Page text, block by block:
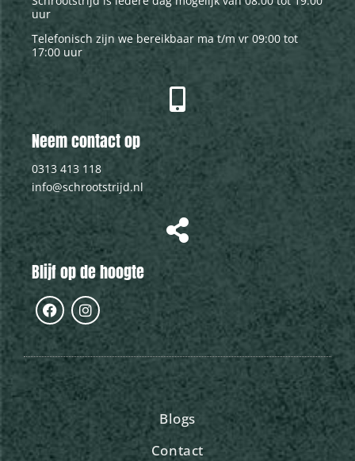
uur
Telefonisch zijn we bereikbaar ma t/m vr 09:00 tot
17:00 uur
Neem contact op
0313 413 118
info@schrootstrijd.nl
Blijf op de hoogte
Blogs
Contact